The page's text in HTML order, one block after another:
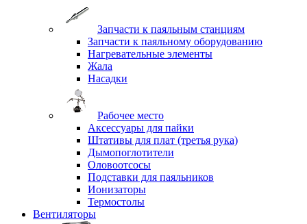
Запчасти к паяльным станциям
Запчасти к паяльному оборудованию
Нагревательные элементы
Жала
Насадки
Рабочее место
Аксессуары для пайки
Штативы для плат (третья рука)
Дымопоглотители
Оловоотсосы
Подставки для паяльников
Ионизаторы
Термостолы
Вентиляторы